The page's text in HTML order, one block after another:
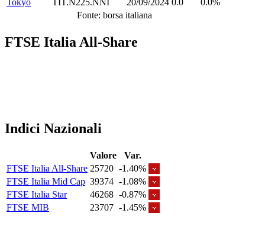
Fonte: borsa italiana
FTSE Italia All-Share
Indici Nazionali
Valore
Var.
FTSE Italia All-Share 25720 -1.40%
FTSE Italia Mid Cap 39374 -1.08%
FTSE Italia Star
46268 -0.87%
FTSE MIB
23707 -1.45%